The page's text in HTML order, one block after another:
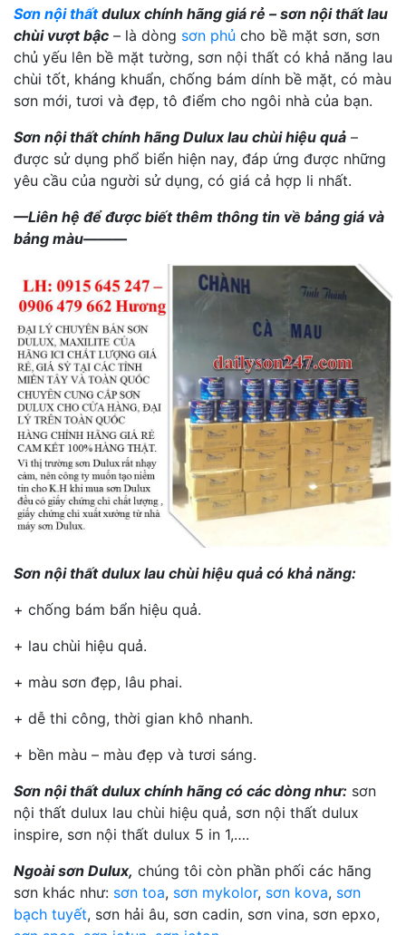
Sơn nội thấtdulux chính hãng giá rẻ – sơn nội thất lau
chùi vượt bậc – là dòng sơn phủ cho bề mặt sơn, sơn
chủ yếu lên bề mặt tường, sơn nội thất có khả năng lau
chùi tốt, kháng khuẩn, chống bám dính bề mặt, có màu
sơn mới, tươi và đẹp, tô điểm cho ngôi nhà của bạn.
Sơn nội thất chính hãng Dulux lau chùi hiệu quả –
được sử dụng phổ biển hiện nay, đáp ứng được những
yêu cầu của người sử dụng, có giá cả hợp li nhất.
—Liên hệ để được biết thêm thông tin về bảng giá và
bảng màu———
Sơn nội thất dulux lau chùi hiệu quả có khả năng:
+ chống bám bẩn hiệu quả.
+ lau chùi hiệu quả.
+ màu sơn đẹp, lâu phai.
+ dễ thi công, thời gian khô nhanh.
+ bền màu – màu đẹp và tươi sáng.
Sơn nội thất dulux chính hãng có các dòng như: sơn
nội thất dulux lau chùi hiệu quả, sơn nội thất dulux
inspire, sơn nội thất dulux 5 in 1,….
Ngoài sơn Dulux, chúng tôi còn phần phối các hãng
sơn khác như: sơn toa, sơn mykolor, sơn kova, sơn
bạch tuyết, sơn hải âu, sơn cadin, sơn vina, sơn epxo,